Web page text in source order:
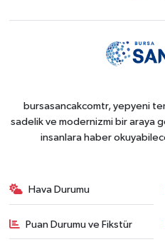
bursasancakcomtr, yepyeni
sadelik ve modernizmi bir araya
insanlara haber
Hava Durumu
Puan Durumu ve Fikstür